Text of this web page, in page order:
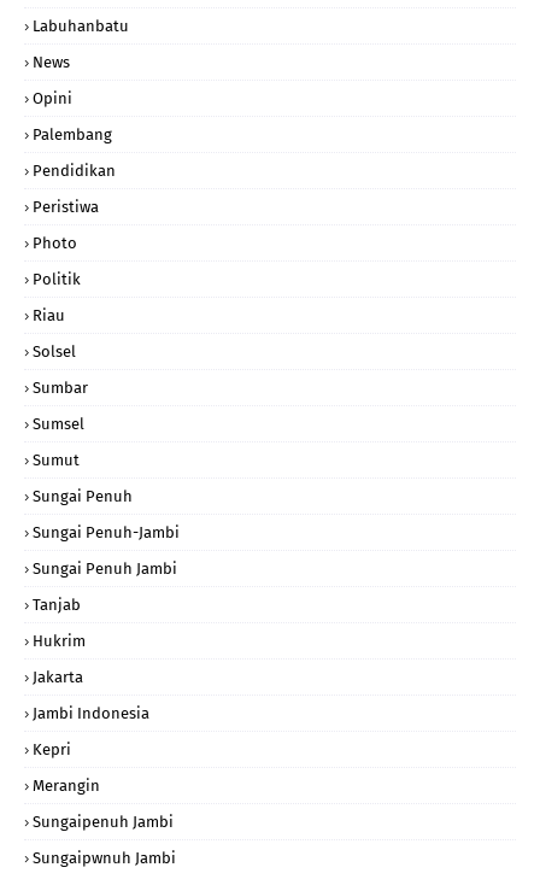
Labuhanbatu
News
Opini
Palembang
Pendidikan
Peristiwa
Photo
Politik
Riau
Solsel
Sumbar
Sumsel
Sumut
Sungai Penuh
Sungai Penuh-Jambi
Sungai Penuh Jambi
Tanjab
Hukrim
Jakarta
Jambi Indonesia
Kepri
Merangin
Sungaipenuh Jambi
Sungaipwnuh Jambi